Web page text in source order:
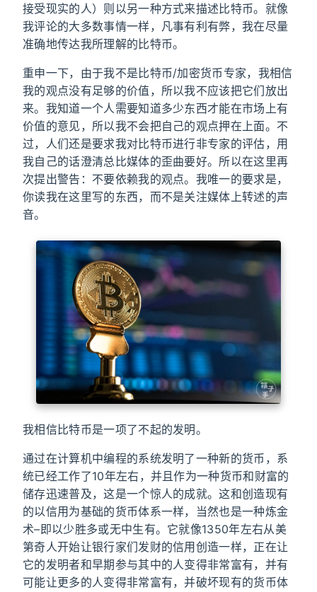
接受现实的人）则以另一种方式来描述比特币。就像
我评论的大多数事情一样，凡事有利有弊，我在尽量
准确地传达我所理解的比特币。
重申一下，由于我不是比特币/加密货币专家，我相信
我的观点没有足够的价值，所以我不应该把它们放出
来。我知道一个人需要知道多少东西才能在市场上有
价值的意见，所以我不会把自己的观点押在上面。不
过，人们还是要求我对比特币进行非专家的评估，用
我自己的话澄清总比媒体的歪曲要好。所以在这里再
次提出警告：不要依赖我的观点。我唯一的要求是，
你读我在这里写的东西，而不是关注媒体上转述的声
音。
我相信比特币是一项了不起的发明。
通过在计算机中编程的系统发明了一种新的货币，系
统已经工作了10年左右，并且作为一种货币和财富的
储存迅速普及，这是一个惊人的成就。这和创造现有
的以信用为基础的货币体系一样，当然也是一种炼金
术–即以少胜多或无中生有。它就像1350年左右从美
第奇人开始让银行家们发财的信用创造一样，正在让
它的发明者和早期参与其中的人变得非常富有，并有
可能让更多的人变得非常富有，并破坏现有的货币体